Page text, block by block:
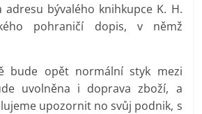
adresu bývalého knihkupce K. H.
pohraničí dopis, v němž
bude opět normální styk mezi
uvolněna i doprava zboží, a
upozornit no svůj podnik, s